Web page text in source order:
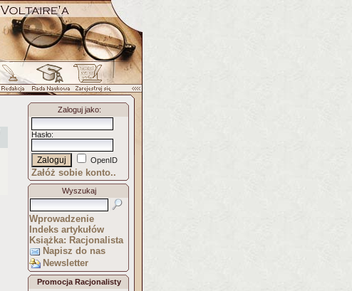
Zaloguj jako:
Hasło:
OpenID
Załóż sobie konto..
Wyszukaj
Wprowadzenie
Indeks artykułów
Książka: Racjonalista
Napisz do nas
Newsletter
Promocja Racjonalisty